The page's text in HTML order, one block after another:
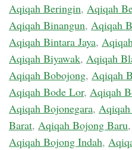
Aqiqah Beringin, Aqiqah
Aqiqah Binangun, Aqiqah
Aqiqah Bintara Jaya,
Aqiqah Biyawak, Aqiqah
Aqiqah Bobojong, Aqiqah
Aqiqah Bode Lor, Aqiqah
Aqiqah Bojonegara,
Barat, Aqiqah Bojong Baru,
Aqiqah Bojong Indah,